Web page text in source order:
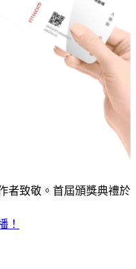
者致敬。首屆頒獎典禮於
！